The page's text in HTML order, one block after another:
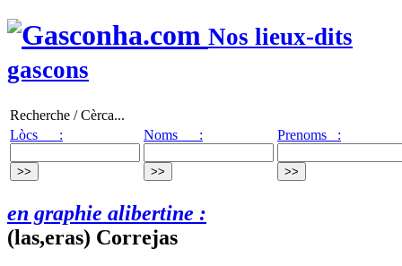
Nos lieux-dits
gascons
Recherche / Cèrca...
Lòcs :
Noms : Prenoms :
en graphie alibertine :
(las,eras) Correjas